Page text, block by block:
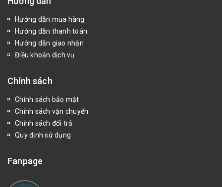
Hướng dẫn mua hàng
Hướng dẫn thanh toán
Hướng dẫn giao nhận
Điều khoản dịch vụ
Chính sách
Chính sách bảo mật
Chính sách vận chuyển
Chính sách đổi trả
Quy định sử dụng
Fanpage